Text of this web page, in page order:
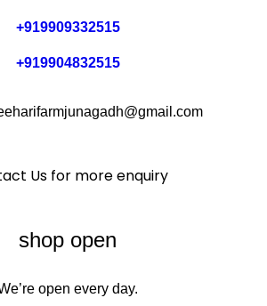
+919909332515
+919904832515
Us for more enquiry
shop open
open every day.